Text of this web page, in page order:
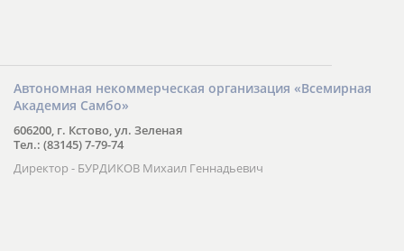
Автономная некоммерческая организация «Всемирная
Академия Самбо»
606200, г. Кстово, ул. Зеленая
Тел.: (83145) 7-79-74
Директор - БУРДИКОВ Михаил Геннадьевич